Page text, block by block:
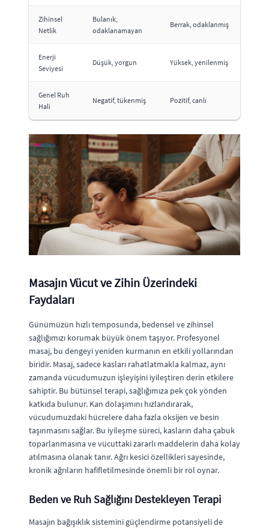
Zihinsel
Netlik
Bulanık,
odaklanamayan
Berrak, odaklanmış
Enerji
Seviyesi
Düşük, yorgun Yüksek, yenilenmiş
Genel Ruh
Hali
Negatif, tükenmiş Pozitif, canlı
Masajın Vücut ve Zihin Üzerindeki
Faydaları
Günümüzün hızlı temposunda, bedensel ve zihinsel
sağlığımızı korumak büyük önem taşıyor. Profesyonel
masaj, bu dengeyi yeniden kurmanın en etkili yollarından
biridir. Masaj, sadece kasları rahatlatmakla kalmaz, aynı
zamanda vücudumuzun işleyişini iyileştiren derin etkilere
sahiptir. Bu bütünsel terapi, sağlığımıza pek çok yönden
katkıda bulunur. Kan dolaşımını hızlandırarak,
vücudumuzdaki hücrelere daha fazla oksijen ve besin
taşınmasını sağlar. Bu iyileşme süreci, kasların daha çabuk
toparlanmasına ve vücuttaki zararlı maddelerin daha kolay
atılmasına olanak tanır. Ağrı kesici özellikleri sayesinde,
kronik ağrıların hafifletilmesinde önemli bir rol oynar.
Beden ve Ruh Sağlığını Destekleyen Terapi
Masajın bağışıklık sistemini güçlendirme potansiyeli de